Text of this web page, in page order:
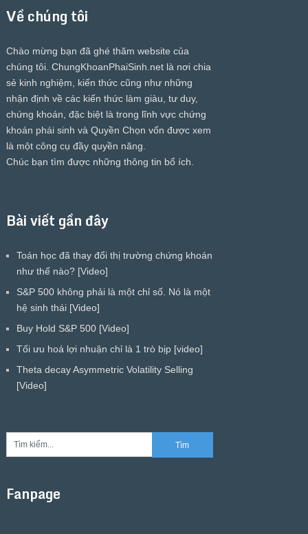
Về chúng tôi
Chào mừng bạn đã ghé thăm website của
chúng tôi. ChungKhoanPhaiSinh.netlà nơi chia
sẻ kinh nghiệm, kiến thức cũng như những
nhận định về các kiến thức làm giàu, tư duy,
chứng khoán, đặc biệt là trong lĩnh vực chứng
khoán phái sinh và Quyền Chọn vốn được xem
là một công cụ đầy quyền năng.
Chúc bạn tìm được những thông tin bổ ích.
Bài viết gần đây
Toán học đã thay đổi thị trường chứng khoán
như thế nào? [Video]
S&P 500 không phải là một chỉ số. Nó là một
hệ sinh thái [Video]
Buy Hold S&P 500 [Video]
Tối ưu hoá lợi nhuận chỉ là 1 trò bịp [video]
Theta decay Asymmetric Volatility Selling
[Video]
Fanpage